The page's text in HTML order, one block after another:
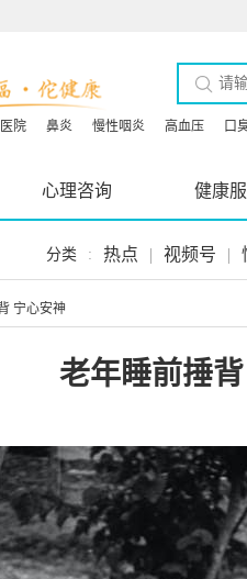
院 鼻炎 慢性咽炎 高血压 口
心理咨询 健康
分类 : 热点 | 视频号 |
宁心安神
老年睡前捶